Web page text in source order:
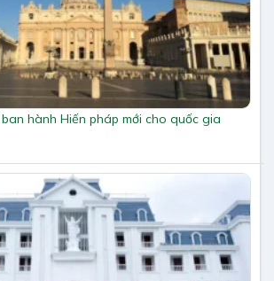
hành Hiến pháp mới cho quốc gia